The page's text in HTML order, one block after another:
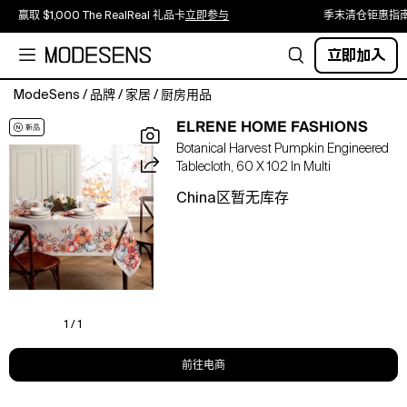
赢取 $1,000 The RealReal 礼品卡立即参与 季末清仓钜惠指
立即加入
ModeSens / 品牌 / 家居 / 厨房用品
Home
Fashions
Pumpkin
Engineered
Tablecloth,
60"
1 / 1
ELRENE HOME FASHIONS
Botanical Harvest Pumpkin Engineered
Tablecloth, 60 X 102 In Multi
China区暂无库存
前往电商